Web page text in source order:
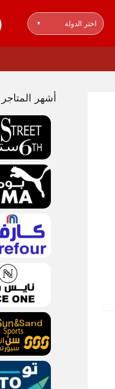
اختر الدولة ▾
أشهر المتاجر